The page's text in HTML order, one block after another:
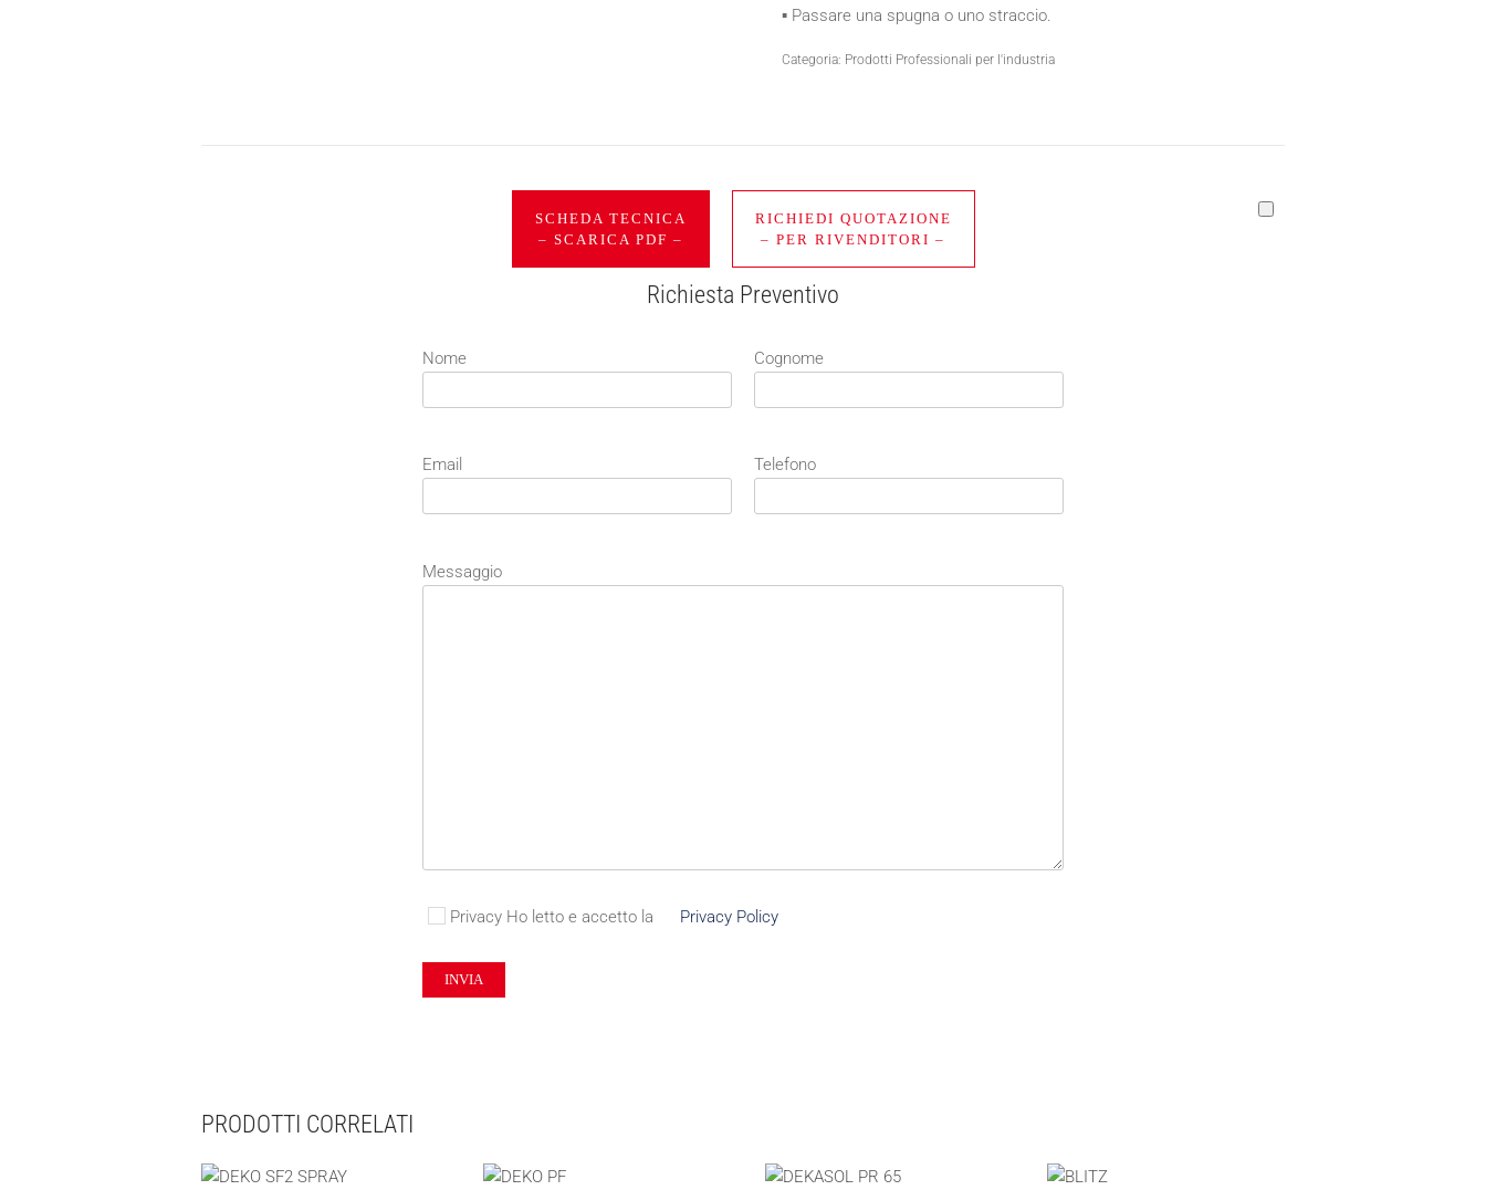
▪ Passare una spugna o uno straccio.
Categoria: Prodotti Professionali per l'industria
SCHEDA TECNICA
– SCARICA PDF –
RICHIEDI QUOTAZIONE
– PER RIVENDITORI –
Richiesta Preventivo
Nome Cognome
Email Telefono
Messaggio
Privacy Ho letto e accetto la Privacy Policy
PRODOTTI CORRELATI